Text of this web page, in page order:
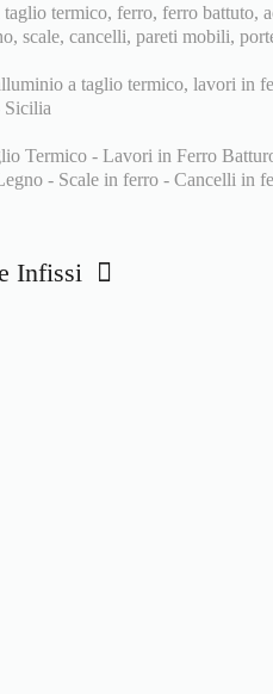
termico, ferro, ferro battuto,
scale, cancelli, pareti mobili,
a taglio termico, lavori in
Sicilia
Termico - Lavori in Ferro
- Scale in ferro - Cancelli in
Infissi